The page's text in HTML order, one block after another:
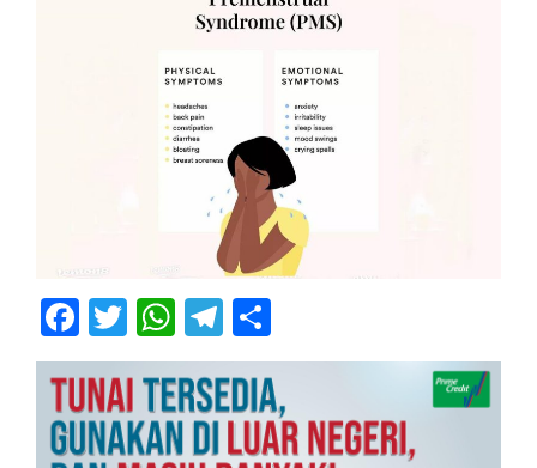
Facebook
Twitter
WhatsApp
Telegram